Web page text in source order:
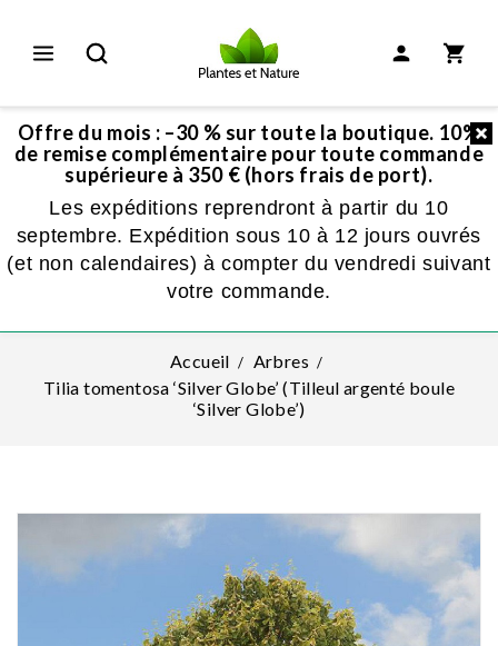
Offre du mois : –30 % sur toute la boutique. 10%
de remise complémentaire pour toute commande
supérieure à 350 € (hors frais de port).
Les expéditions reprendront à partir du 10
septembre. Expédition sous 10 à 12 jours ouvrés
(et non calendaires) à compter du vendredi suivant
votre commande.
Accueil
Arbres
Tilia tomentosa ‘Silver Globe’ (Tilleul argenté boule
‘Silver Globe’)